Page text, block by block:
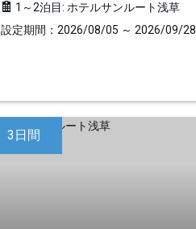
1～2泊目: ホテルサンルート浅草
設定期間：2026/08/05 ～ 2026/09/28
3日間